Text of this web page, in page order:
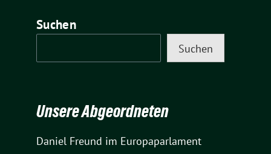
Suchen
Suchen
Unsere Abgeordneten
Daniel Freund im Europaparlament